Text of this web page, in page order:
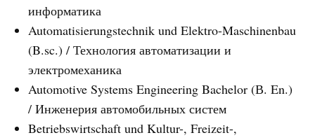
информатика
Automatisierungstechnik und Elektro-Maschinenbau
(B.sc.) / Технология автоматизации и
электромеханика
Automotive Systems Engineering Bachelor (В. En.)
/ Инженерия автомобильных систем
Betriebswirtschaft und Kultur-, Freizeit-,